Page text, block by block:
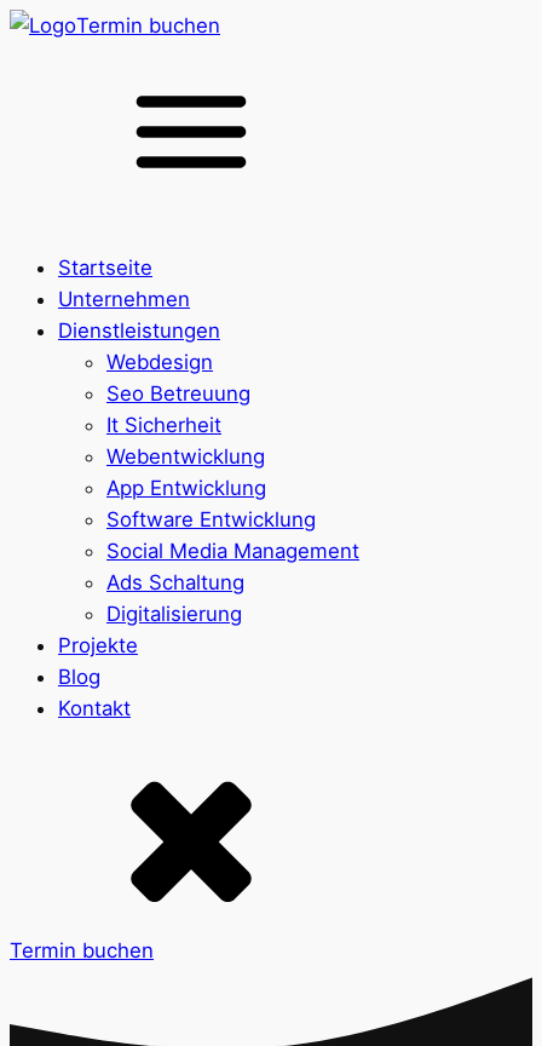
Termin buchen
Startseite
Unternehmen
Dienstleistungen
Webdesign
Seo Betreuung
It Sicherheit
Webentwicklung
App Entwicklung
Software Entwicklung
Social Media Management
Ads Schaltung
Digitalisierung
Projekte
Blog
Kontakt
Termin buchen